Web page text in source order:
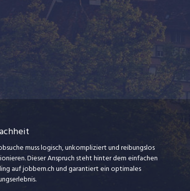
muss logisch, unkompliziert und reibungslos
Dieser Anspruch steht hinter dem einfachen
auf jobbern.ch und garantiert ein optimales